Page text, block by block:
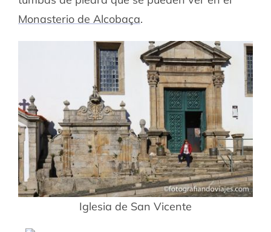
Monasterio de Alcobaça.
Iglesia de San Vicente